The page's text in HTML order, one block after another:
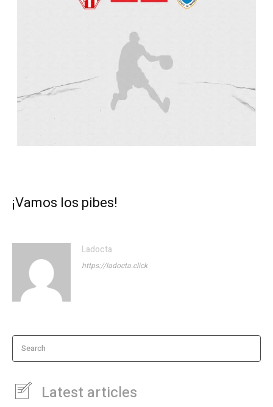
¡Vamos los pibes!
Ladocta
https://ladocta.click
Search
Latest articles